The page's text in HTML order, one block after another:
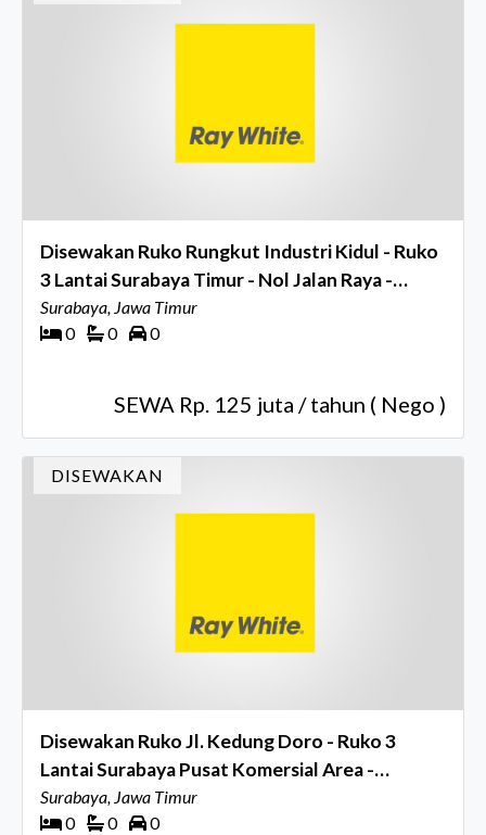
Disewakan Ruko Rungkut Industri Kidul - Ruko
3 Lantai Surabaya Timur - Nol Jalan Raya -
Parkiran Mobil Luas Cocok Buat Segala Usaha
Kantor , Bank, Resto, Showroom, Toko , Bimbel
Surabaya, Jawa Timur
0
0 0
SEWA Rp. 125 juta / tahun ( Nego )
DISEWAKAN
Disewakan Ruko Jl. Kedung Doro - Ruko 3
Lantai Surabaya Pusat Komersial Area -
Parkiran Luas - Cocok Buat Segala Usaha
Surabaya, Jawa Timur
0
0 0